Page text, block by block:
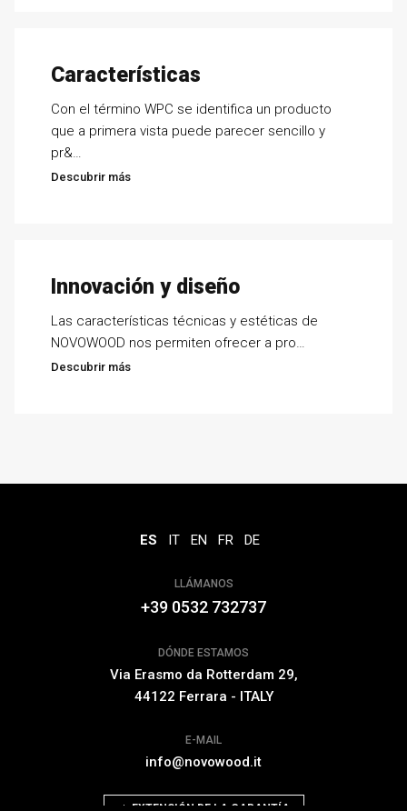
Características
Con el término WPC se identifica un producto
que a primera vista puede parecer sencillo y
pr&…
Descubrir más
Innovación y diseño
Las características técnicas y estéticas de
NOVOWOOD nos permiten ofrecer a pro…
Descubrir más
ES IT EN FR DE
LLÁMANOS
+39 0532 732737
DÓNDE ESTAMOS
Via Erasmo da Rotterdam 29,
44122 Ferrara - ITALY
E-MAIL
info@novowood.it
EXTENSIÓN DE LA GARANTÍA